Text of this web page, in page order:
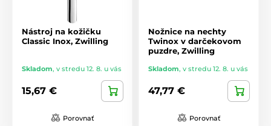
Nástroj na kožičku
Classic Inox, Zwilling
Skladom, v stredu 12. 8. u vás
15,67 €
Porovnať
Nožnice na nechty
Twinox v darčekovom
puzdre, Zwilling
Skladom, v stredu 12. 8. u vás
47,77 €
Porovnať